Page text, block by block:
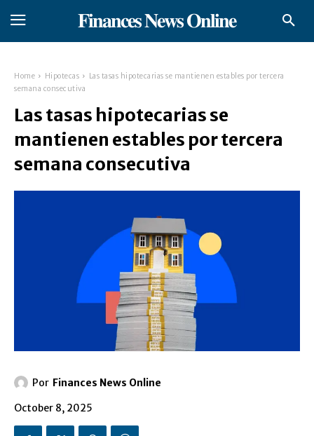
𝐅𝐢𝐧𝐚𝐧𝐜𝐞𝐬 𝐍𝐞𝐰𝐬 𝐎𝐧𝐥𝐢𝐧𝐞
Home Hipotecas
Las tasas hipotecarias se mantienen estables por tercera
semana consecutiva
Las tasas hipotecarias se
mantienen estables por tercera
semana consecutiva
Por Finances News Online
October 8, 2025